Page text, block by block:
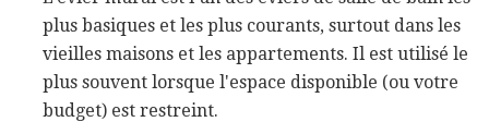
plus basiques et les plus courants, surtout dans les
vieilles maisons et les appartements. Il est utilisé le
plus souvent lorsque l'espace disponible (ou votre
budget) est restreint.